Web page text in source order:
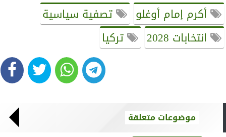
أكرم إمام أوغلو
تصفية سياسية
انتخابات 2028
تركيا
موضوعات متعلقة